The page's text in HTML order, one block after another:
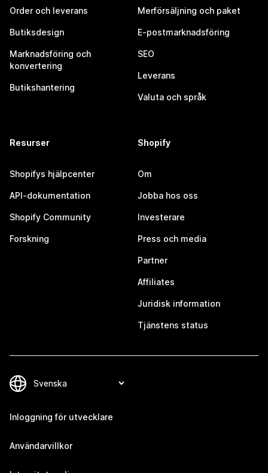
Order och leverans
Butiksdesign
Marknadsföring och
konvertering
Butikshantering
Merförsäljning och paket
E-postmarknadsföring
SEO
Leverans
Valuta och språk
Resurser
Shopifys hjälpcenter
API-dokumentation
Shopify Community
Forskning
Shopify
Om
Jobba hos oss
Investerare
Press och media
Partner
Affiliates
Juridisk information
Tjänstens status
Inloggning för utvecklare
Användarvillkor